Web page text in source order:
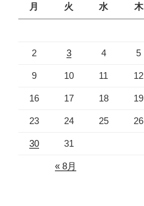
月
火 水 木
2 3 4 5
9 10 11 12
16 17 18 19
23 24 25 26
30 31
« 8月